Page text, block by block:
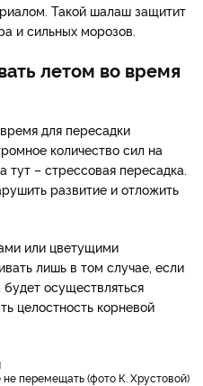
Такой шалаш защитит
и сильных морозов.
летом во время
для пересадки
количество сил на
тут – стрессовая пересадка.
развитие и отложить
или цветущими
лишь в том случае, если
осуществляться
целостность корневой
не перемещать (фото К. Хрустовой)